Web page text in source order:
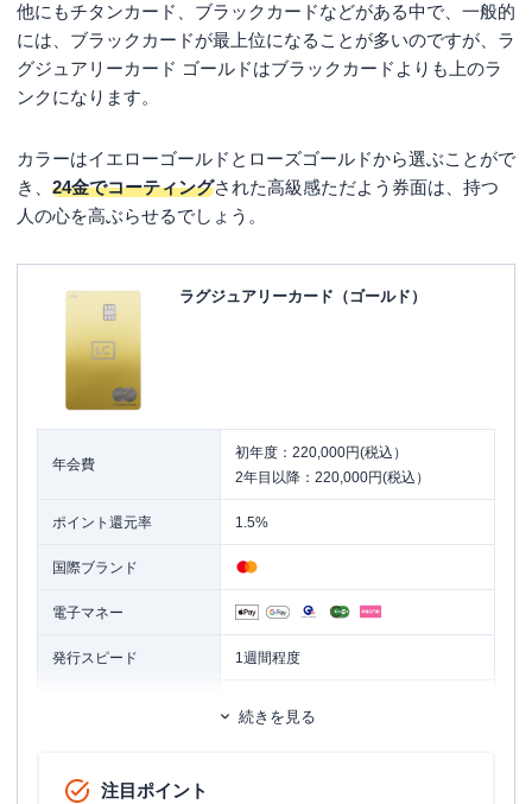
他にもチタンカード、ブラックカードなどがある中で、一般的
には、ブラックカードが最上位になることが多いのですが、ラ
グジュアリーカード ゴールドはブラックカードよりも上のラ
ンクになります。
カラーはイエローゴールドとローズゴールドから選ぶことがで
き、 24金でコーティングされた高級感ただよう券面は、持つ
人の心を高ぶらせるでしょう。
ラグジュアリーカード（ゴールド）
年会費
初年度：220,000円(税込）
2年目以降：220,000円(税込）
ポイント還元率 1.5%
国際ブランド
電子マネー
発行スピード 1週間程度
家族カード
続きを見る
注目ポイント